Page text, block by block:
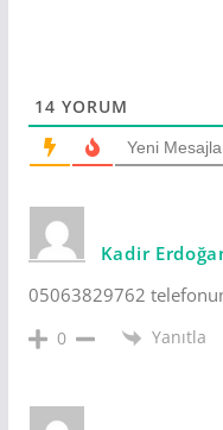
14 YORUM
Yeni
Kadir
05063829762
0 Yanıtla